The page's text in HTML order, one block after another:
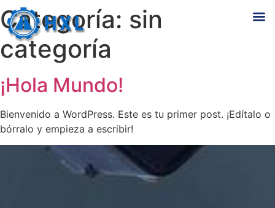
Categoría: sin
categoría
¡Hola Mundo!
Bienvenido a WordPress. Este es tu primer post. ¡Edítalo o
bórralo y empieza a escribir!